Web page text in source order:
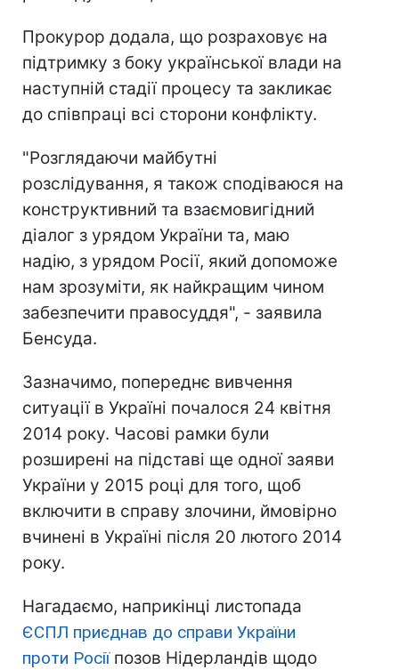
Прокурор додала, що розраховує на
підтримку з боку української влади на
наступній стадії процесу та закликає
до співпраці всі сторони конфлікту.
"Розглядаючи майбутні
розслідування, я також сподіваюся на
конструктивний та взаємовигідний
діалог з урядом України та, маю
надію, з урядом Росії, який допоможе
нам зрозуміти, як найкращим чином
забезпечити правосуддя", - заявила
Бенсуда.
Зазначимо, попереднє вивчення
ситуації в Україні почалося 24 квітня
2014 року. Часові рамки були
розширені на підставі ще одної заяви
України у 2015 році для того, щоб
включити в справу злочини, ймовірно
вчинені в Україні після 20 лютого 2014
року.
Нагадаємо, наприкінці листопада
ЄСПЛ приєднав до справи України
проти Росіїпозов Нідерландів щодо